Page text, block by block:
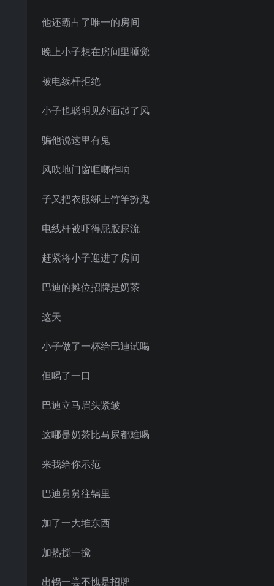
他还霸占了唯一的房间
晚上小子想在房间里睡觉
被电线杆拒绝
小子也聪明见外面起了风
骗他说这里有鬼
风吹地门窗哐啷作响
子又把衣服绑上竹竿扮鬼
电线杆被吓得屁股尿流
赶紧将小子迎进了房间
巴迪的摊位招牌是奶茶
这天
小子做了一杯给巴迪试喝
但喝了一口
巴迪立马眉头紧皱
这哪是奶茶比马尿都难喝
来我给你示范
巴迪舅舅往锅里
加了一大堆东西
加热搅一搅
出锅一尝不愧是招牌